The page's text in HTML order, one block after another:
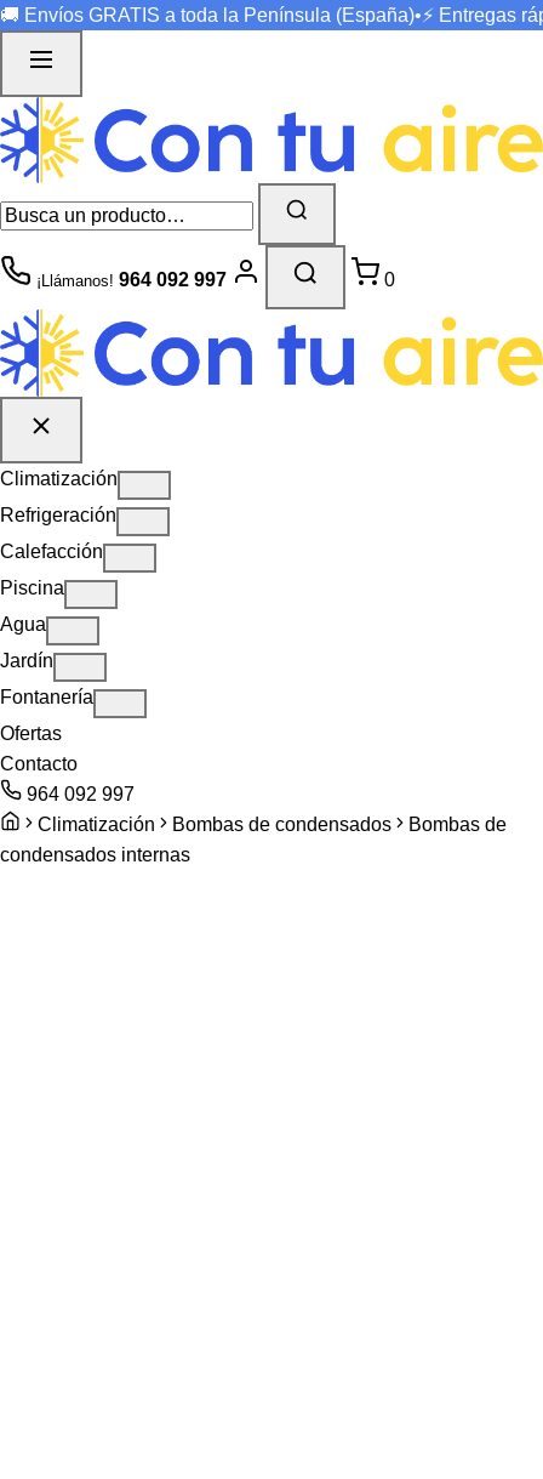
🚚 Envíos GRATIS a toda la Península (España)•⚡ Entregas
¡Llámanos! 964 092 997 0
Climatización
Refrigeración
Calefacción
Piscina
Agua
Jardín
Fontanería
Ofertas
Contacto
964 092 997
Climatización
Bombas de condensados
Bombas de
condensados internas